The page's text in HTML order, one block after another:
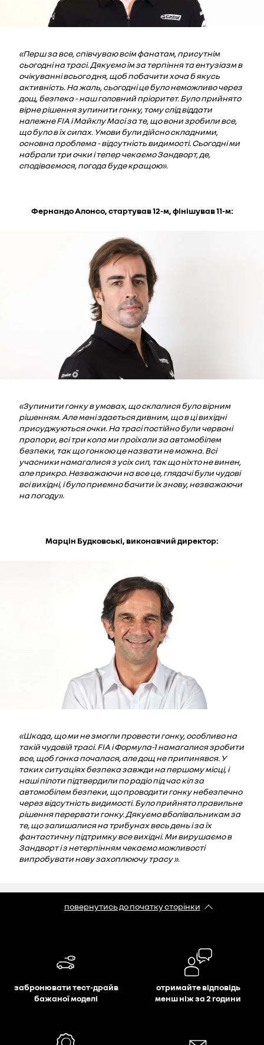
«Перш за все, співчуваю всім фанатам, присутнім
сьогодні на трасі. Дякуємо їм за терпіння та ентузіазм в
очікуванні всього дня, щоб побачити хоча б якусь
активність. На жаль, сьогодні це було неможливо через
дощ, безпека - наш головний пріоритет. Було прийнято
вірне рішення зупинити гонку, тому слід віддати
належне FIA і Майклу Масі за те, що вони зробили все,
що було в їх силах. Умови були дійсно складними,
основна проблема - відсутність видимості. Сьогодні ми
набрали три очки і тепер чекаємо Зандворт, де,
сподіваємося, погода буде кращою».
Фернандо Алонсо, стартував 12-м, фінішував 11-м:
«Зупинити гонку в умовах, що склалися було вірним
рішенням. Але мені здається дивним, що в ці вихідні
присуджуються очки. На трасі постійно були червоні
прапори, всі три кола ми проїхали за автомобілем
безпеки, так що гонкою це назвати не можна. Всі
учасники намагалися з усіх сил, так що ніхто не винен,
але прикро. Незважаючи на все це, глядачі були чудові
всі вихідні, і було приємно бачити їх знову, незважаючи
на погоду».
Марцін Будковські, виконавчий директор:
«Шкода, що ми не змогли провести гонку, особливо на
такій чудовій трасі. FIA і Формула-1 намагалися зробити
все, щоб гонка почалася, але дощ не припинявся. У
таких ситуаціях безпека завжди на першому місці, і
наші пілоти підтвердили по радіо під час кіл за
автомобілем безпеки, що проводити гонку небезпечно
через відсутність видимості. Було прийнято правильне
рішення перервати гонку. Дякуємо вболівальникам за
те, що залишалися на трибунах весь день і за їх
фантастичну підтримку все вихідні. Ми вирушаємо в
Зандворт і з нетерпінням чекаємо можливості
випробувати нову захоплюючу трасу ».
повернутись до початку сторінки
забронювати тест-драйв
бажаної моделі
отримайте відповідь
менш ніж за 2 години